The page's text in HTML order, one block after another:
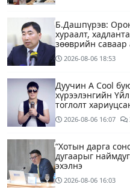
Б.Дашпүрэв:
хураалт,
зөөврийн
2026-08-06 18:53
Дуучин A Cool
хүрээлэнгийн
тоглолт
2026-08-06 16:07
“Хотын дарга
дугаарыг
эхэлнэ
2026-08-06 16:03